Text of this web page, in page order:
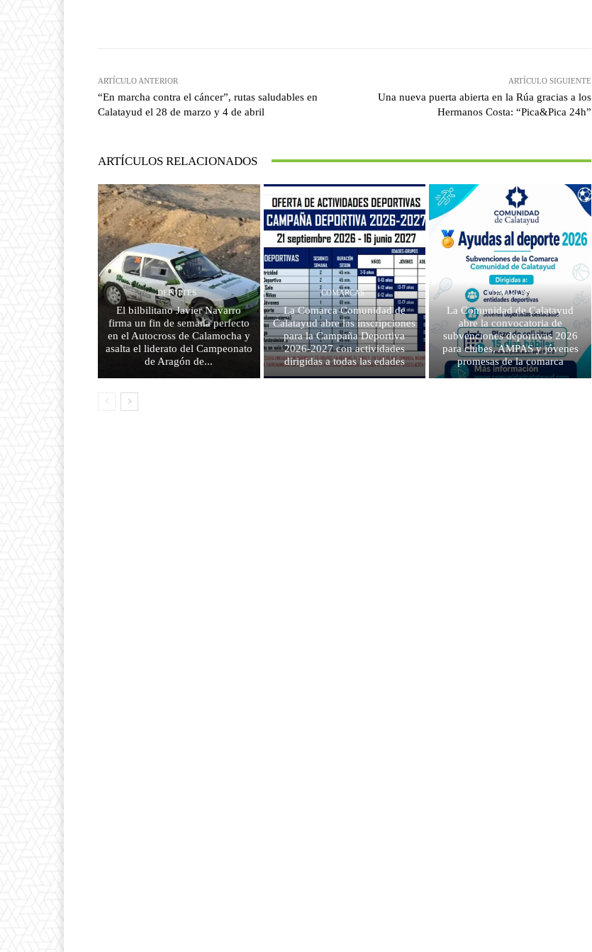
ARTÍCULO ANTERIOR
“En marcha contra el cáncer”, rutas saludables en
Calatayud el 28 de marzo y 4 de abril
ARTÍCULO SIGUIENTE
Una nueva puerta abierta en la Rúa gracias a los
Hermanos Costa: “Pica&Pica 24h”
ARTÍCULOS RELACIONADOS
DEPORTES
El bilbilitano Javier Navarro
firma un fin de semana perfecto
en el Autocross de Calamocha y
asalta el liderato del Campeonato
de Aragón de...
COMARCAS
La Comarca Comunidad de
Calatayud abre las inscripciones
para la Campaña Deportiva
2026-2027 con actividades
dirigidas a todas las edades
COMARCAS
La Comunidad de Calatayud
abre la convocatoria de
subvenciones deportivas 2026
para clubes, AMPAS y jóvenes
promesas de la comarca